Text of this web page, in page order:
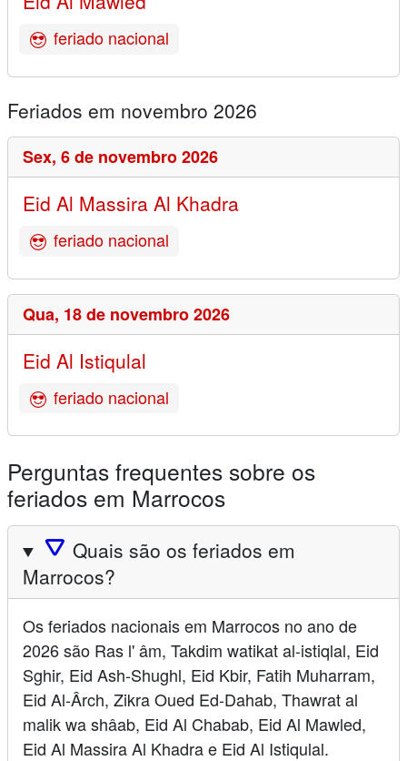
feriado nacional
Feriados em novembro 2026
Sex, 6 de novembro 2026
Eid Al Massira Al Khadra
feriado nacional
Qua, 18 de novembro 2026
Eid Al Istiqulal
feriado nacional
Perguntas frequentes sobre os
feriados em Marrocos
🛆 Quais são os feriados em
Marrocos?
Os feriados nacionais em Marrocos no ano de
2026 são Ras l' âm, Takdim watikat al-istiqlal, Eid
Sghir, Eid Ash-Shughl, Eid Kbir, Fatih Muharram,
Eid Al-Ârch, Zikra Oued Ed-Dahab, Thawrat al
malik wa shâab, Eid Al Chabab, Eid Al Mawled,
Eid Al Massira Al Khadra e Eid Al Istiqulal.